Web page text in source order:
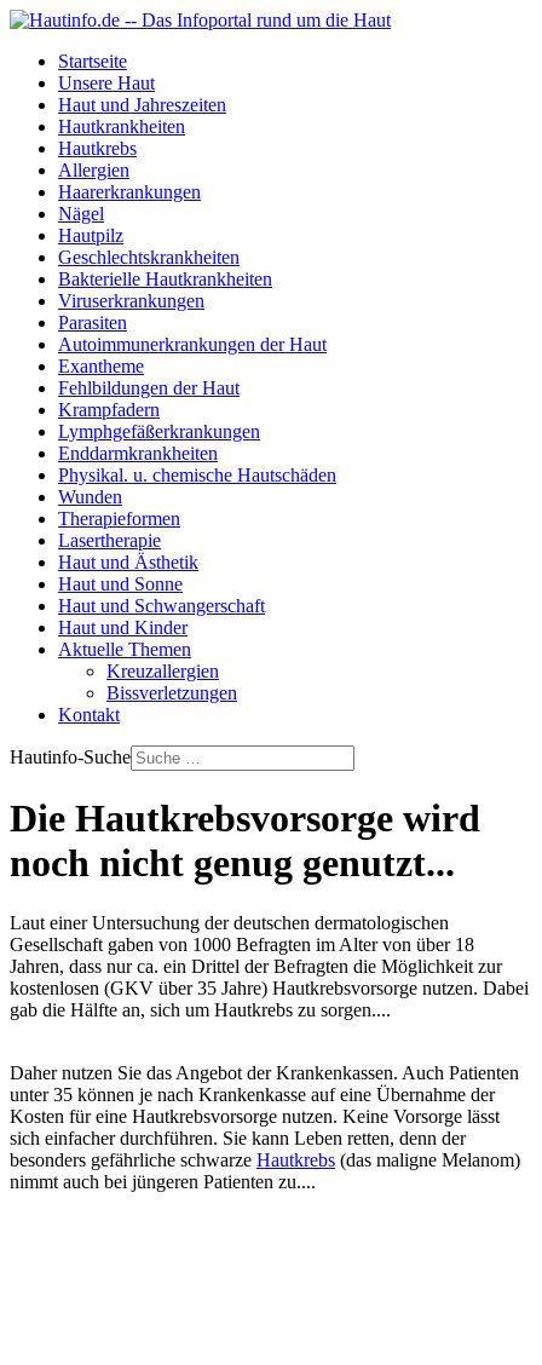
Startseite
Unsere Haut
Haut und Jahreszeiten
Hautkrankheiten
Hautkrebs
Allergien
Haarerkrankungen
Nägel
Hautpilz
Geschlechtskrankheiten
Bakterielle Hautkrankheiten
Viruserkrankungen
Parasiten
Autoimmunerkrankungen der Haut
Exantheme
Fehlbildungen der Haut
Krampfadern
Lymphgefäßerkrankungen
Enddarmkrankheiten
Physikal. u. chemische Hautschäden
Wunden
Therapieformen
Lasertherapie
Haut und Ästhetik
Haut und Sonne
Haut und Schwangerschaft
Haut und Kinder
Aktuelle Themen
Kreuzallergien
Bissverletzungen
Kontakt
Hautinfo-Suche
Die Hautkrebsvorsorge wird
noch nicht genug genutzt...
Laut einer Untersuchung der deutschen dermatologischen
Gesellschaft gaben von 1000 Befragten im Alter von über 18
Jahren, dass nur ca. ein Drittel der Befragten die Möglichkeit zur
kostenlosen (GKV über 35 Jahre) Hautkrebsvorsorge nutzen. Dabei
gab die Hälfte an, sich um Hautkrebs zu sorgen....
Daher nutzen Sie das Angebot der Krankenkassen. Auch Patienten
unter 35 können je nach Krankenkasse auf eine Übernahme der
Kosten für eine Hautkrebsvorsorge nutzen. Keine Vorsorge lässt
sich einfacher durchführen. Sie kann Leben retten, denn der
besonders gefährliche schwarze Hautkrebs (das maligne Melanom)
nimmt auch bei jüngeren Patienten zu....